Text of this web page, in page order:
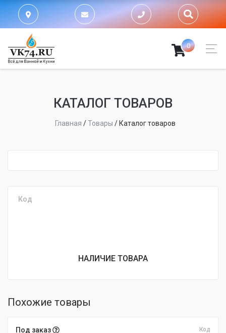
0
КАТАЛОГ ТОВАРОВ
Главная /Товары / Каталог товаров
Код
НАЛИЧИЕ ТОВАРА
Похожие товары
Под заказ Код